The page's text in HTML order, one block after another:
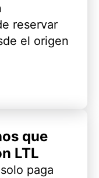
reservar
el origen
que
LTL
paga